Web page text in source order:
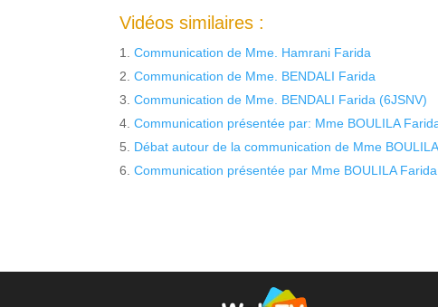
Vidéos similaires :
Communication de Mme. Hamrani Farida
Communication de Mme. BENDALI Farida
Communication de Mme. BENDALI Farida (6JSNV)
Communication présentée par: Mme BOULILA
Débat autour de la communication de Mme
Communication présentée par Mme BOULILA Farida